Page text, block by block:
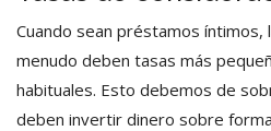
Cuando sean préstamos íntimos,
menudo deben tasas más
habituales. Esto debemos de
deben invertir dinero sobre